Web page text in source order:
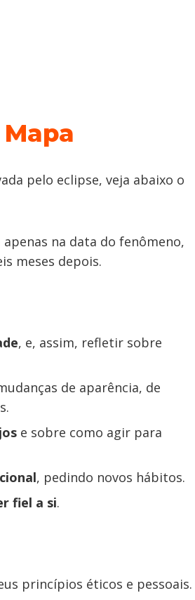
pelo eclipse, veja abaixo o
na data do fenômeno,
meses depois.
, e, assim, refletir sobre
de aparência, de
e sobre como agir para
, pedindo novos hábitos.
fiel a si.
princípios éticos e pessoais.